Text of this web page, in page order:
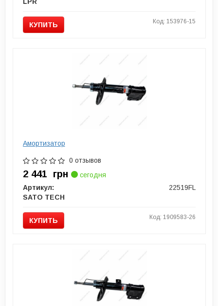
КУПИТЬ Код: 153976-15
Амортизатор
0 отзывов
2 441 грн
сегодня
Артикул:
22519FL
SATO TECH
КУПИТЬ Код: 1909583-26